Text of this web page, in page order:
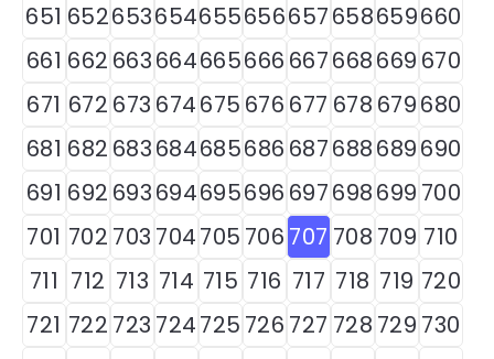
651 652653654655656657658659660
661 662 663664665666 667668669 670
671 672 673 674675 676 677 678 679680
681 682 683684685686 687688689690
691 692 693694695696 697698699 700
701 702 703 704705 706 707 708 709 710
711 712 713 714 715 716 717 718 719 720
721 722 723 724725 726 727 728 729 730